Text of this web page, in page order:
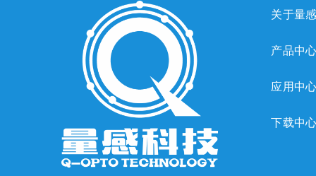
关于量感
产品中心
应用中心
下载中心